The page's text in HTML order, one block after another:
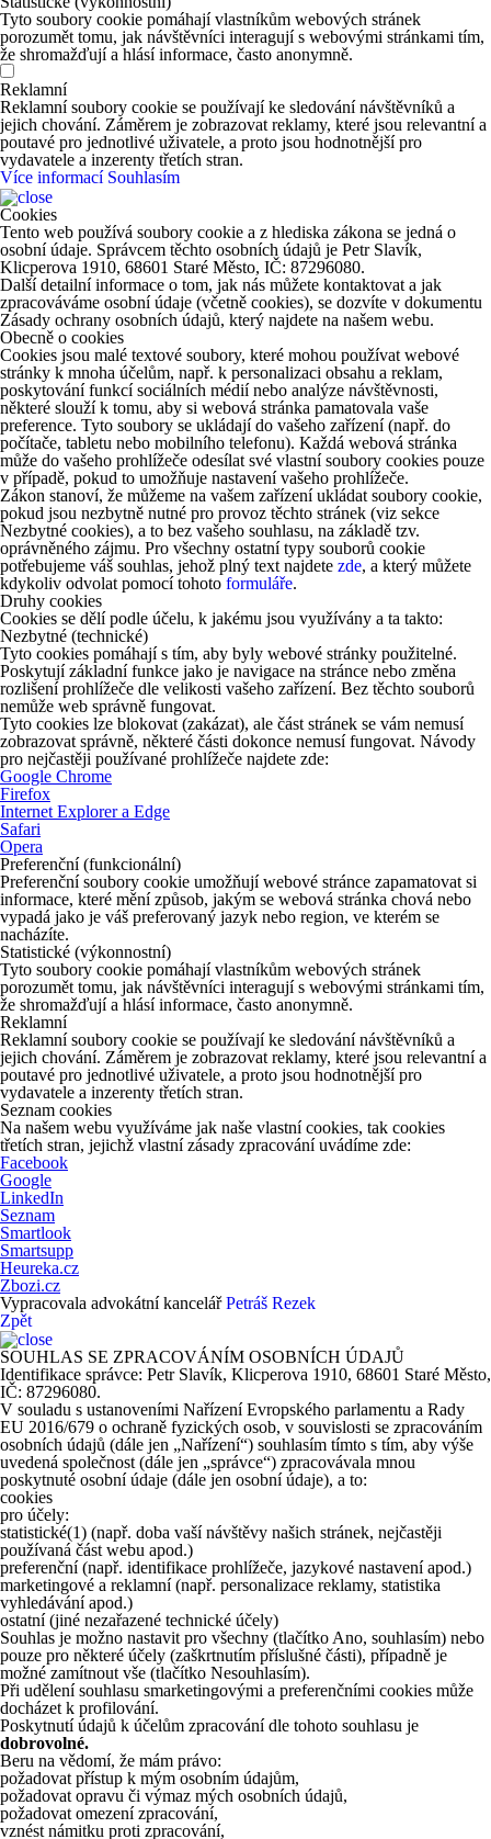
Tyto soubory cookie pomáhají vlastníkům webových stránek
porozumět tomu, jak návštěvníci interagují s webovými stránkami tím,
že shromažďují a hlásí informace, často anonymně.
Reklamní
Reklamní soubory cookie se používají ke sledování návštěvníků a
jejich chování. Záměrem je zobrazovat reklamy, které jsou relevantní a
poutavé pro jednotlivé uživatele, a proto jsou hodnotnější pro
vydavatele a inzerenty třetích stran.
Více informací Souhlasím
Cookies
Tento web používá soubory cookie a z hlediska zákona se jedná o
osobní údaje. Správcem těchto osobních údajů je Petr Slavík,
Klicperova 1910, 68601 Staré Město, IČ: 87296080.
Další detailní informace o tom, jak nás můžete kontaktovat a jak
zpracováváme osobní údaje (včetně cookies), se dozvíte v dokumentu
Zásady ochrany osobních údajů, který najdete na našem webu.
Obecně o cookies
Cookies jsou malé textové soubory, které mohou používat webové
stránky k mnoha účelům, např. k personalizaci obsahu a reklam,
poskytování funkcí sociálních médií nebo analýze návštěvnosti,
některé slouží k tomu, aby si webová stránka pamatovala vaše
preference. Tyto soubory se ukládají do vašeho zařízení (např. do
počítače, tabletu nebo mobilního telefonu). Každá webová stránka
může do vašeho prohlížeče odesílat své vlastní soubory cookies pouze
v případě, pokud to umožňuje nastavení vašeho prohlížeče.
Zákon stanoví, že můžeme na vašem zařízení ukládat soubory cookie,
pokud jsou nezbytně nutné pro provoz těchto stránek (viz sekce
Nezbytné cookies), a to bez vašeho souhlasu, na základě tzv.
oprávněného zájmu. Pro všechny ostatní typy souborů cookie
potřebujeme váš souhlas, jehož plný text najdete zde, a který můžete
kdykoliv odvolat pomocí tohoto formuláře.
Druhy cookies
Cookies se dělí podle účelu, k jakému jsou využívány a ta takto:
Nezbytné (technické)
Tyto cookies pomáhají s tím, aby byly webové stránky použitelné.
Poskytují základní funkce jako je navigace na stránce nebo změna
rozlišení prohlížeče dle velikosti vašeho zařízení. Bez těchto souborů
nemůže web správně fungovat.
Tyto cookies lze blokovat (zakázat), ale část stránek se vám nemusí
zobrazovat správně, některé části dokonce nemusí fungovat. Návody
pro nejčastěji používané prohlížeče najdete zde:
Google Chrome
Firefox
Internet Explorer a Edge
Safari
Opera
Preferenční (funkcionální)
Preferenční soubory cookie umožňují webové stránce zapamatovat si
informace, které mění způsob, jakým se webová stránka chová nebo
vypadá jako je váš preferovaný jazyk nebo region, ve kterém se
nacházíte.
Statistické (výkonnostní)
Tyto soubory cookie pomáhají vlastníkům webových stránek
porozumět tomu, jak návštěvníci interagují s webovými stránkami tím,
že shromažďují a hlásí informace, často anonymně.
Reklamní
Reklamní soubory cookie se používají ke sledování návštěvníků a
jejich chování. Záměrem je zobrazovat reklamy, které jsou relevantní a
poutavé pro jednotlivé uživatele, a proto jsou hodnotnější pro
vydavatele a inzerenty třetích stran.
Seznam cookies
Na našem webu využíváme jak naše vlastní cookies, tak cookies
třetích stran, jejichž vlastní zásady zpracování uvádíme zde:
Facebook
Google
LinkedIn
Seznam
Smartlook
Smartsupp
Heureka.cz
Zbozi.cz
Vypracovala advokátní kancelářPetráš Rezek
Zpět
SOUHLAS SE ZPRACOVÁNÍM OSOBNÍCH ÚDAJŮ
Identifikace správce: Petr Slavík, Klicperova 1910, 68601 Staré Město,
IČ: 87296080.
V souladu s ustanoveními Nařízení Evropského parlamentu a Rady
EU 2016/679 o ochraně fyzických osob, v souvislosti se zpracováním
osobních údajů (dále jen „Nařízení“) souhlasím tímto s tím, aby výše
uvedená společnost (dále jen „správce“) zpracovávala mnou
poskytnuté osobní údaje (dále jen osobní údaje), a to:
cookies
pro účely:
statistické(1) (např. doba vaší návštěvy našich stránek, nejčastěji
používaná část webu apod.)
preferenční (např. identifikace prohlížeče, jazykové nastavení apod.)
marketingové a reklamní (např. personalizace reklamy, statistika
vyhledávání apod.)
ostatní (jiné nezařazené technické účely)
Souhlas je možno nastavit pro všechny (tlačítko Ano, souhlasím) nebo
pouze pro některé účely (zaškrtnutím příslušné části), případně je
možné zamítnout vše (tlačítko Nesouhlasím).
Při udělení souhlasu smarketingovými a preferenčními cookies může
docházet k profilování.
Poskytnutí údajů k účelům zpracování dle tohoto souhlasu je
dobrovolné.
Beru na vědomí, že mám právo:
požadovat přístup k mým osobním údajům,
požadovat opravu či výmaz mých osobních údajů,
požadovat omezení zpracování,
vznést námitku proti zpracování,